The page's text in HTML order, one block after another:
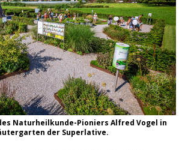
Naturheilkunde-Pioniers Alfred Vogel in
der Superlative.